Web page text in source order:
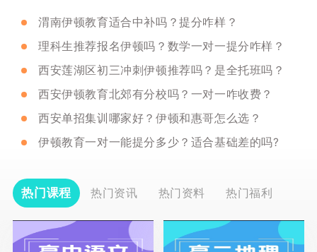
渭南伊顿教育适合中补吗？提分咋样？
理科生推荐报名伊顿吗？数学一对一提分咋样？
西安莲湖区初三冲刺伊顿推荐吗？是全托班吗？
西安伊顿教育北郊有分校吗？一对一咋收费？
西安单招集训哪家好？伊顿和惠哥怎么选？
伊顿教育一对一能提分多少？适合基础差的吗?
热门课程 热门资讯 热门资料 热门福利